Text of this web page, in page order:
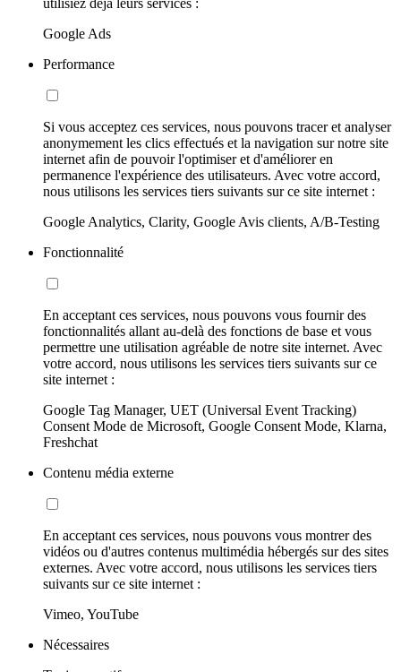
Google Ads
Performance
Si vous acceptez ces services, nous pouvons tracer et analyser
anonymement les clics effectués et la navigation sur notre site
internet afin de pouvoir l'optimiser et d'améliorer en
permanence l'expérience des utilisateurs. Avec votre accord,
nous utilisons les services tiers suivants sur ce site internet :
Google Analytics, Clarity, Google Avis clients, A/B-Testing
Fonctionnalité
En acceptant ces services, nous pouvons vous fournir des
fonctionnalités allant au-delà des fonctions de base et vous
permettre une utilisation agréable de notre site internet. Avec
votre accord, nous utilisons les services tiers suivants sur ce
site internet :
Google Tag Manager, UET (Universal Event Tracking)
Consent Mode de Microsoft, Google Consent Mode, Klarna,
Freshchat
Contenu média externe
En acceptant ces services, nous pouvons vous montrer des
vidéos ou d'autres contenus multimédia hébergés sur des sites
externes. Avec votre accord, nous utilisons les services tiers
suivants sur ce site internet :
Vimeo, YouTube
Nécessaires